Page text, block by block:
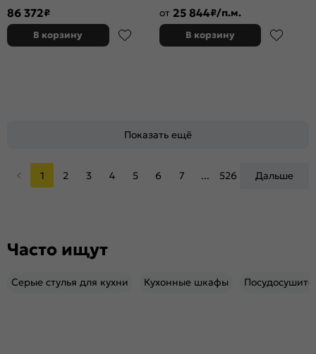
86 372₽
В корзину
от 25 844₽/п.м.
В корзину
Показать ещё
1 2 3 4 5 6 7 ... 526 Дальше
Часто ищут
Серые стулья для кухни Кухонные шкафы